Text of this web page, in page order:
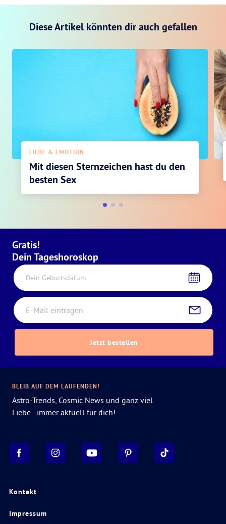
Diese Artikel könnten dir auch gefallen
LIEBE & EMOTION
Mit diesen Sternzeichen hast du den
besten Sex
Gratis!
Dein Tageshoroskop
Dein Geburtsdatum
Jetzt bestellen
Kontakt
Impressum
BLEIB AUF DEM LAUFENDEN!
Astro-Trends, Cosmic News und ganz viel
Liebe - immer aktuell für dich!